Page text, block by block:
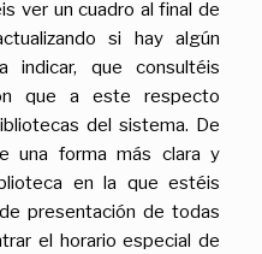
ver un cuadro al final de
si hay algún
indicar, que consultéis
que a este respecto
del sistema. De
una forma más clara y
en la que estéis
presentación de todas
el horario especial de